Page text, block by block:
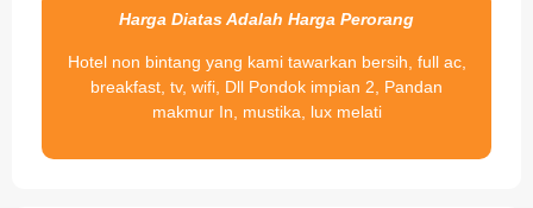
Harga Diatas Adalah Harga Perorang
Hotel non bintang yang kami tawarkan bersih, full ac,
breakfast, tv, wifi, Dll Pondok impian 2, Pandan
makmur In, mustika, lux melati